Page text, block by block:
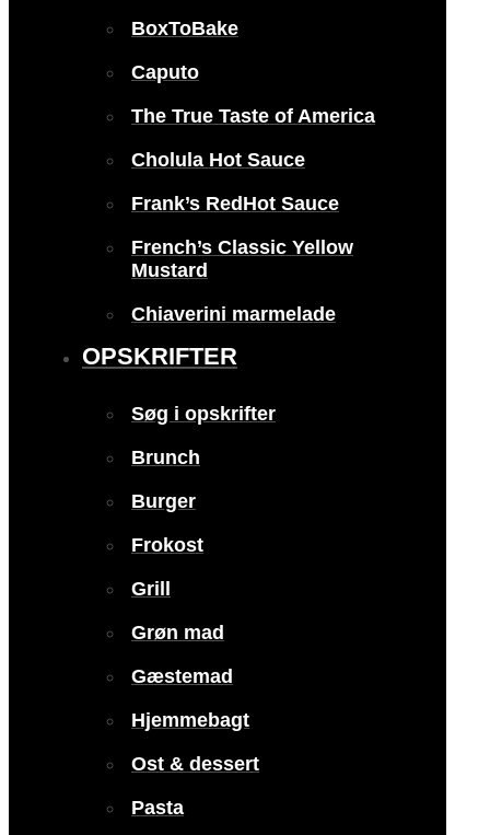
BoxToBake
Caputo
The True Taste of America
Cholula Hot Sauce
Frank’s RedHot Sauce
French’s Classic Yellow
Mustard
Chiaverini marmelade
OPSKRIFTER
Søg i opskrifter
Brunch
Burger
Frokost
Grill
Grøn mad
Gæstemad
Hjemmebagt
Ost & dessert
Pasta